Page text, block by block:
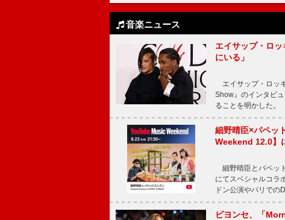
音楽ニュース
エイサップ・ロ
にいる」
エイサップ・ロッ
Show』のインタビ
ることを明かした
細野晴臣×パペッ
Weekend 12.0】
細野晴臣とパペッ
にてスペシャルコ
ドン公演やパリで
ビヨンセ、「